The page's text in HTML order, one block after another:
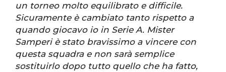
un torneo molto equilibrato e difficile.
Sicuramente è cambiato tanto rispetto a
quando giocavo io in Serie A. Mister
Samperi è stato bravissimo a vincere con
questa squadra e non sarà semplice
sostituirlo dopo tutto quello che ha fatto,